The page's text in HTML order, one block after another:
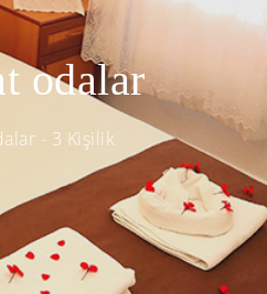
odalar
- 3 Kişilik